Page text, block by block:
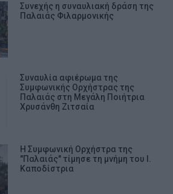
Συνεχής η συναυλιακή δράση της
Παλαιάς Φιλαρμονικής
Συναυλία αφιέρωμα της
Συμφωνικής Ορχήστρας της
Παλαιάς στη Μεγάλη Ποιήτρια
Χρυσάνθη Ζιτσαία
Η Συμφωνική Ορχήστρα της
"Παλαιάς" τίμησε τη μνήμη του Ι.
Καποδίστρια